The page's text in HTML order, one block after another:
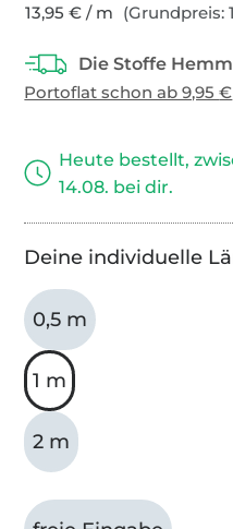
13,95 € / m (Grundpreis:
Portoflat schon ab 9,95 €
Heute bestellt,
14.08. bei dir.
Deine individuelle
0,5 m
1 m
2 m